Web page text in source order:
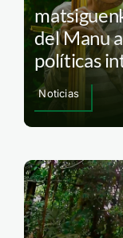
del Manu
políticas
Noticias